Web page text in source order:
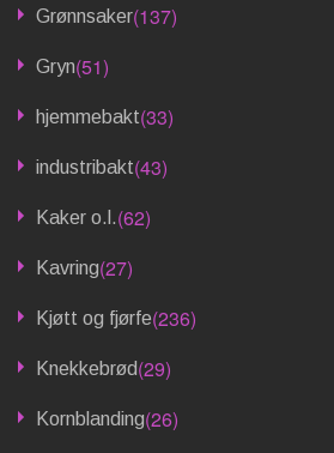
Grønnsaker(137)
Gryn(51)
hjemmebakt(33)
industribakt(43)
Kaker o.l.(62)
Kavring(27)
Kjøtt og fjørfe(236)
Knekkebrød(29)
Kornblanding(26)